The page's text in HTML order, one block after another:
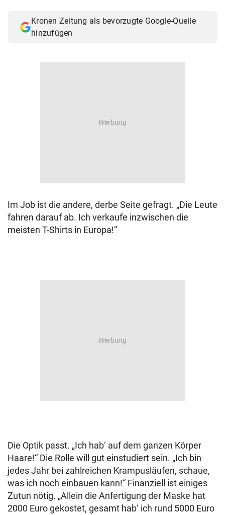
Kronen Zeitung als bevorzugte Google-Quelle
hinzufügen
Im Job ist die andere, derbe Seite gefragt. „Die Leute
fahren darauf ab. Ich verkaufe inzwischen die
meisten T-Shirts in Europa!“
Die Optik passt. „Ich hab‘ auf dem ganzen Körper
Haare!“ Die Rolle will gut einstudiert sein. „Ich bin
jedes Jahr bei zahlreichen Krampusläufen, schaue,
was ich noch einbauen kann!“ Finanziell ist einiges
Zutun nötig. „Allein die Anfertigung der Maske hat
2000 Euro gekostet, gesamt hab‘ ich rund 5000 Euro